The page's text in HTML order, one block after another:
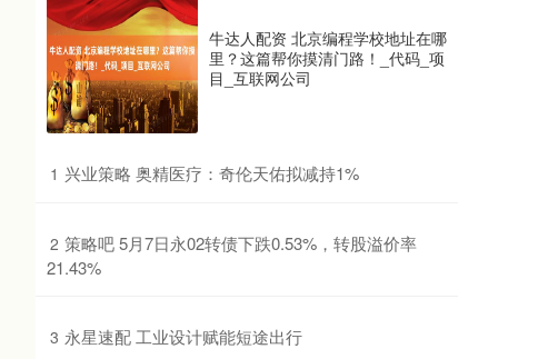
牛达人配资 北京编程学校地址在哪
里？这篇帮你摸清门路！_代码_项
目_互联网公司
1 ​兴业策略 奥精医疗：奇伦天佑拟减持1%
2 ​策略吧 5月7日永02转债下跌0.53%，转股溢价率
21.43%
3 ​永星速配 工业设计赋能短途出行